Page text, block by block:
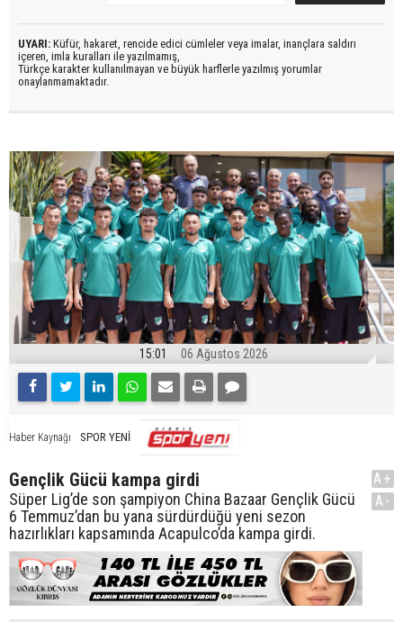
UYARI: Küfür, hakaret, rencide edici cümleler veya imalar, inançlara saldırı
içeren, imla kuralları ile yazılmamış,
Türkçe karakter kullanılmayan ve büyük harflerle yazılmış yorumlar
onaylanmamaktadır.
15:01 06 Ağustos 2026
Haber Kaynağı SPOR YENİ
Gençlik Gücü kampa girdi
Süper Lig’de son şampiyon China Bazaar Gençlik Gücü
6 Temmuz’dan bu yana sürdürdüğü yeni sezon
hazırlıkları kapsamında Acapulco’da kampa girdi.
A+
A-